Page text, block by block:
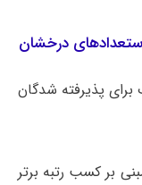
درخشان
برای پذیرفته شدگان
بر کسب رتبه برتر